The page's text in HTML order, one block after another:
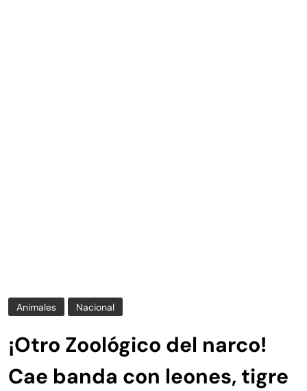
Animales Nacional
¡Otro Zoológico del narco!
Cae banda con leones, tigre